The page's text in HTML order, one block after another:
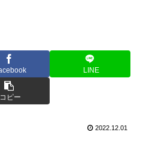
LINE
コピー
2022.12.01